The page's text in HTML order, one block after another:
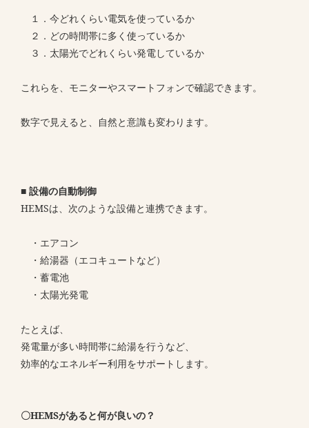
１．今どれくらい電気を使っているか
２．どの時間帯に多く使っているか
３．太陽光でどれくらい発電しているか
これらを、モニターやスマートフォンで確認できます。
数字で見えると、自然と意識も変わります。
■ 設備の自動制御
HEMSは、次のような設備と連携できます。
・エアコン
・給湯器（エコキュートなど）
・蓄電池
・太陽光発電
たとえば、
発電量が多い時間帯に給湯を行うなど、
効率的なエネルギー利用をサポートします。
〇HEMSがあると何が良いの？